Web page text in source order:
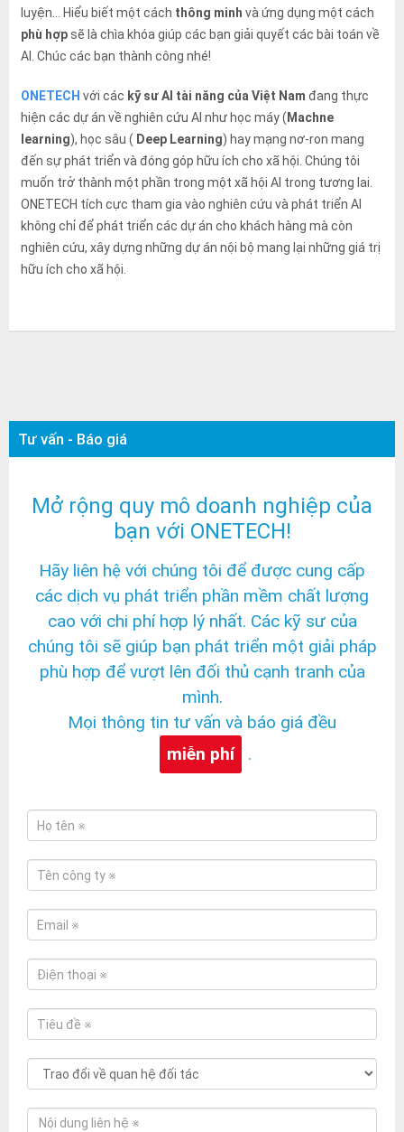
luyện… Hiểu biết một cách thông minh và ứng dụng một cách
phù hợpsẽ là chìa khóa giúp các bạn giải quyết các bài toán về
AI. Chúc các bạn thành công nhé!
ONETECH với các kỹ sư AI tài năng của Việt Nam đang thực
hiện các dự án về nghiên cứu AI như học máy ( Machne
learning), học sâu ( Deep Learning) hay mạng nơ-ron mang
đến sự phát triển và đóng góp hữu ích cho xã hội. Chúng tôi
muốn trở thành một phần trong một xã hội AI trong tương lai.
ONETECH tích cực tham gia vào nghiên cứu và phát triển AI
không chỉ để phát triển các dự án cho khách hàng mà còn
nghiên cứu, xây dựng những dự án nội bộ mang lại những giá trị
hữu ích cho xã hội.
Tư vấn - Báo giá
Mở rộng quy mô doanh nghiệp của
bạn với ONETECH!
Hãy liên hệ với chúng tôi để được cung cấp
các dịch vụ phát triển phần mềm chất lượng
cao với chi phí hợp lý nhất. Các kỹ sư của
chúng tôi sẽ giúp bạn phát triển một giải pháp
phù hợp để vượt lên đối thủ cạnh tranh của
mình.
Mọi thông tin tư vấn và báo giá đều
miễn phí
.